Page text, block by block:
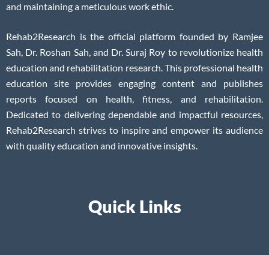
and maintaining a meticulous work ethic.
Rehab2Research is the official platform founded by Ramjee
Sah, Dr. Roshan Sah, and Dr. Suraj Roy to revolutionize health
education and rehabilitation research. This professional health
education site provides engaging content and publishes
reports focused on health, fitness, and rehabilitation.
Dedicated to delivering dependable and impactful resources,
Rehab2Research strives to inspire and empower its audience
with quality education and innovative insights.
Quick Links